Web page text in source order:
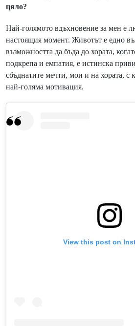
цяло?
Най-голямото вдъхновение за мен е
настоящия момент. Животът е едно
възможността да бъда до хората,
подкрепа и емпатия, е истинска
сбъднатите мечти, мои и на хората, с
най-голяма мотивация.
View this post on